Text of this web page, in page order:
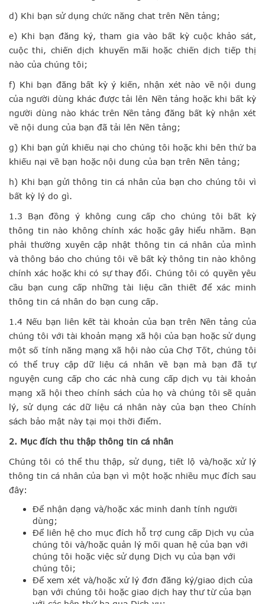
d) Khi bạn sử dụng chức năng chat trên Nền tảng;
e) Khi bạn đăng ký, tham gia vào bất kỳ cuộc khảo sát,
cuộc thi, chiến dịch khuyến mãi hoặc chiến dịch tiếp thị
nào của chúng tôi;
f) Khi bạn đăng bất kỳ ý kiến, nhận xét nào về nội dung
của người dùng khác được tải lên Nền tảng hoặc khi bất kỳ
người dùng nào khác trên Nền tảng đăng bất kỳ nhận xét
về nội dung của bạn đã tải lên Nền tảng;
g) Khi bạn gửi khiếu nại cho chúng tôi hoặc khi bên thứ ba
khiếu nại về bạn hoặc nội dung của bạn trên Nền tảng;
h) Khi bạn gửi thông tin cá nhân của bạn cho chúng tôi vì
bất kỳ lý do gì.
1.3 Bạn đồng ý không cung cấp cho chúng tôi bất kỳ
thông tin nào không chính xác hoặc gây hiểu nhầm. Bạn
phải thường xuyên cập nhật thông tin cá nhân của mình
và thông báo cho chúng tôi về bất kỳ thông tin nào không
chính xác hoặc khi có sự thay đổi. Chúng tôi có quyền yêu
cầu bạn cung cấp những tài liệu cần thiết để xác minh
thông tin cá nhân do bạn cung cấp.
1.4 Nếu bạn liên kết tài khoản của bạn trên Nền tảng của
chúng tôi với tài khoản mạng xã hội của bạn hoặc sử dụng
một số tính năng mạng xã hội nào của Chợ Tốt, chúng tôi
có thể truy cập dữ liệu cá nhân về bạn mà bạn đã tự
nguyện cung cấp cho các nhà cung cấp dịch vụ tài khoản
mạng xã hội theo chính sách của họ và chúng tôi sẽ quản
lý, sử dụng các dữ liệu cá nhân này của bạn theo Chính
sách bảo mật này tại mọi thời điểm.
2. Mục đích thu thập thông tin cá nhân
Chúng tôi có thể thu thập, sử dụng, tiết lộ và/hoặc xử lý
thông tin cá nhân của bạn vì một hoặc nhiều mục đích sau
đây:
Để nhận dạng và/hoặc xác minh danh tính người
dùng;
Để liên hệ cho mục đích hỗ trợ cung cấp Dịch vụ của
chúng tôi và/hoặc quản lý mối quan hệ của bạn với
chúng tôi hoặc việc sử dụng Dịch vụ của bạn với
chúng tôi;
Để xem xét và/hoặc xử lý đơn đăng ký/giao dịch của
bạn với chúng tôi hoặc giao dịch hay thư từ của bạn